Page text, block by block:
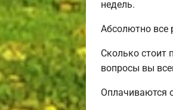
недель.
Абсолютно все
Сколько стоит
вопросы вы
Оплачиваются